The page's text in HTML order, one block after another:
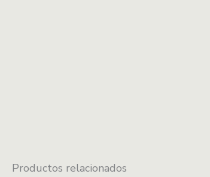
Productos relacionados